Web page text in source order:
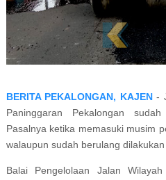
BERITA PEKALONGAN, KAJEN-
Paninggaran Pekalongan
Pasalnya ketika memasuki musim
walaupun sudah berulang
Balai Pengelolaan Jalan